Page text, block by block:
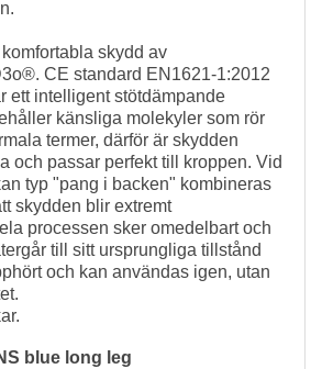
skydd av
CE standard EN1621-1:2012
ett intelligent stötdämpande
känsliga molekyler som rör
termer, därför är skydden
och passar perfekt till kroppen. Vid
typ "pang i backen" kombineras
skydden blir extremt
processen sker omedelbart och
till sitt ursprungliga tillstånd
och kan användas igen, utan
blue long leg